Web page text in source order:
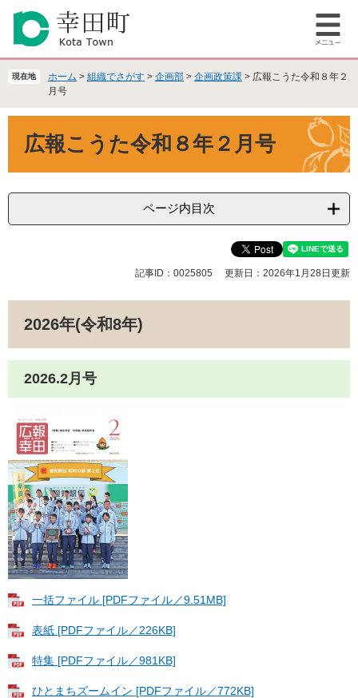
の
で
ー
ば
文
へ
メ
ー
現在地 ホーム > 組織でさがす > 企画部 > 企画政策課 > 広報こうた令和８年２
月号
広報こうた令和８年２月号
ページ内目次
記事ID：0025805 更新日：2026年1月28日更新
2026年(令和8年)
2026.2月号
一括ファイル [PDFファイル／9.51MB]
表紙 [PDFファイル／226KB]
特集 [PDFファイル／981KB]
ひとまちズームイン [PDFファイル／772KB]